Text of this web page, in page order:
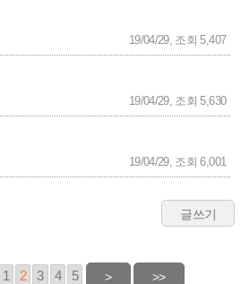
19/04/29, 조회 5,407
19/04/29, 조회 5,630
19/04/29, 조회 6,001
1 2 3 4 5